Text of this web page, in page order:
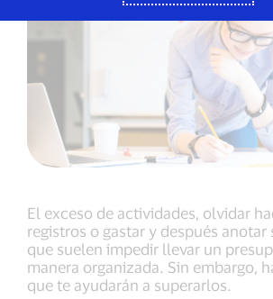
El exceso de actividades, olvidar
registros o gastar y después anotar
que suelen impedir llevar un
manera organizada. Sin embargo,
que te ayudarán a superarlos.